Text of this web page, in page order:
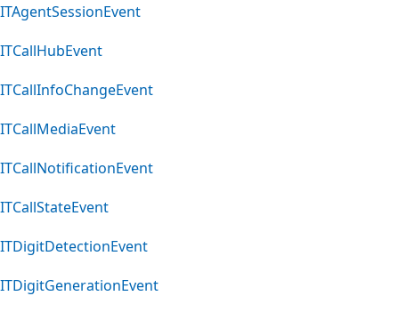
ITAgentSessionEvent
ITCallHubEvent
ITCallInfoChangeEvent
ITCallMediaEvent
ITCallNotificationEvent
ITCallStateEvent
ITDigitDetectionEvent
ITDigitGenerationEvent